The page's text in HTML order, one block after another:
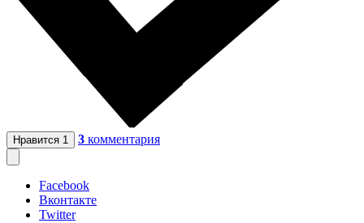
Нравится 1 3 комментария
Facebook
Вконтакте
Twitter